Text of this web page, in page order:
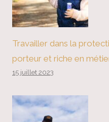
Travailler dans la
porteur et riche en
15 juillet 2023